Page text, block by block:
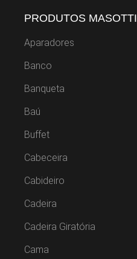
PRODUTOS MASOTTI
Aparadores
Banco
Banqueta
Baú
Buffet
Cabeceira
Cabideiro
Cadeira
Cadeira Giratória
Cama